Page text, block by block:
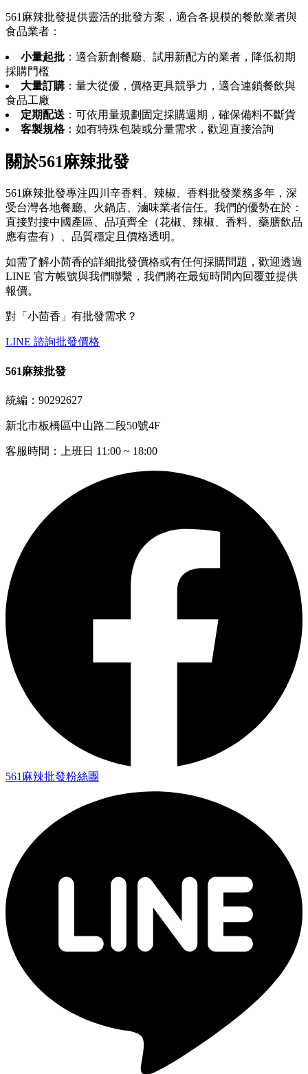
561麻辣批發提供靈活的批發方案，適合各規模的餐飲業者與
食品業者：
小量起批 ：適合新創餐廳、試用新配方的業者，降低初期
採購門檻
大量訂購 ：量大從優，價格更具競爭力，適合連鎖餐飲與
食品工廠
定期配送 ：可依用量規劃固定採購週期，確保備料不斷貨
客製規格：如有特殊包裝或分量需求，歡迎直接洽詢
關於561麻辣批發
561麻辣批發專注四川辛香料、辣椒、香料批發業務多年，深
受台灣各地餐廳、火鍋店、滷味業者信任。我們的優勢在於：
直接對接中國產區、品項齊全（花椒、辣椒、香料、藥膳飲品
應有盡有）、品質穩定且價格透明。
如需了解小茴香的詳細批發價格或有任何採購問題，歡迎透過
LINE 官方帳號與我們聯繫，我們將在最短時間內回覆並提供
報價。
對「 小茴香 」有批發需求？
LINE 諮詢批發價格
561麻辣批發
統編：90292627
新北市板橋區中山路二段50號4F
客服時間：上班日 11:00 ~ 18:00
561麻辣批發粉絲團